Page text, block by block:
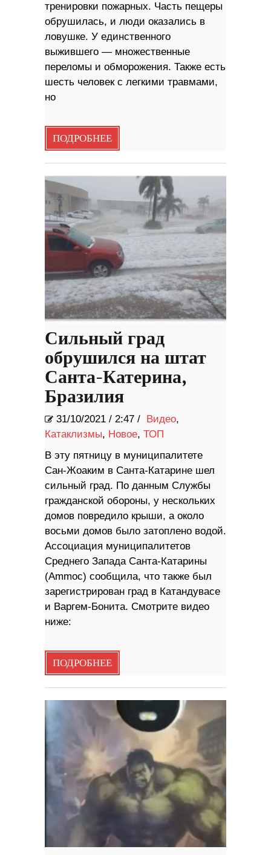
тренировки пожарных. Часть пещеры
обрушилась, и люди оказались в
ловушке. У единственного
выжившего — множественные
переломы и обморожения. Также есть
шесть человек с легкими травмами,
но
ПОДРОБНЕЕ
Сильный град
обрушился на штат
Санта-Катерина,
Бразилия
31/10/2021 / 2:47 / Видео,
Катаклизмы, Новое, ТОП
В эту пятницу в муниципалитете
Сан-Жоаким в Санта-Катарине шел
сильный град. По данным Службы
гражданской обороны, у нескольких
домов повредило крыши, а около
восьми домов было затоплено водой.
Ассоциация муниципалитетов
Среднего Запада Санта-Катарины
(Ammoc) сообщила, что также был
зарегистрирован град в Катандувасе
и Варгем-Бонита. Смотрите видео
ниже:
ПОДРОБНЕЕ